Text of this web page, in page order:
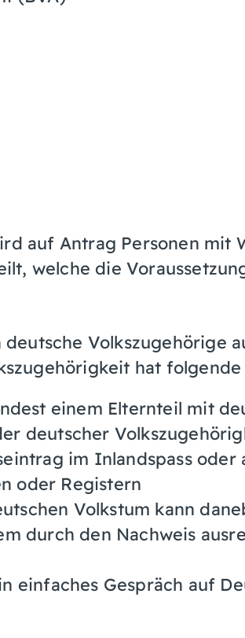
auf Antrag Personen mit
welche die
deutsche Volkszugehörige
hat folgende
einem Elternteil mit
deutscher
im Inlandspass oder
oder Registern
Volkstum kann
durch den Nachweis
einfaches Gespräch auf